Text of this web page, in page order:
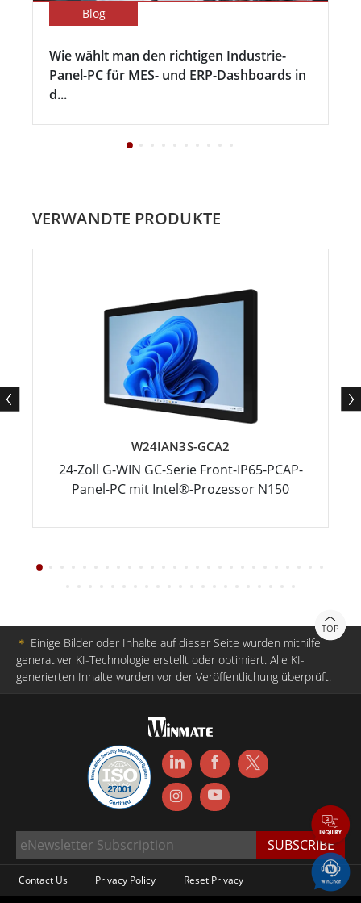
Blog
Wie wählt man den richtigen Industrie-
Panel-PC für MES- und ERP-Dashboards in
d...
VERWANDTE PRODUKTE
W24IAN3S-GCA2
24-Zoll G-WIN GC-Serie Front-IP65-PCAP-
Panel-PC mit Intel®-Prozessor N150
TOP
＊ Einige Bilder oder Inhalte auf dieser Seite wurden mithilfe
generativer KI-Technologie erstellt oder optimiert. Alle KI-
generierten Inhalte wurden vor der Veröffentlichung überprüft.
Contact Us Privacy Policy
Reset Privacy